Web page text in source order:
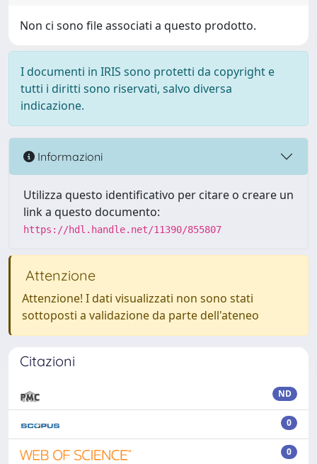
Non ci sono file associati a questo prodotto.
I documenti in IRIS sono protetti da copyright e
tutti i diritti sono riservati, salvo diversa
indicazione.
Informazioni
Utilizza questo identificativo per citare o creare un
link a questo documento:
https://hdl.handle.net/11390/855807
Attenzione
Attenzione! I dati visualizzati non sono stati
sottoposti a validazione da parte dell'ateneo
Citazioni
ND
0
0